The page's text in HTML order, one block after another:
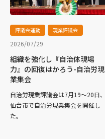
評議会運動 現業評議会
2026/07/29
組織を強化し『自治体現場
力』の回復はかろう-自治労現
業集会
自治労現業評議会は7月19～20日、
仙台市で自治労現業集会を開催し
た。